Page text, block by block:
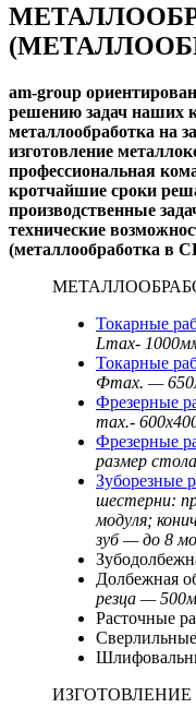
am-group
решению задач наших
металлообработка на
изготовление
профессиональная
кротчайшие сроки
производственные
технические
(металлообработка в
Токарные
Lmax-
Токарные
Фmax. —
Фрезерные
max.-
Фрезерные
размер
Зуборезные
шестерни:
модуля;
зуб — до 8
Долбежная
резца —
Расточные